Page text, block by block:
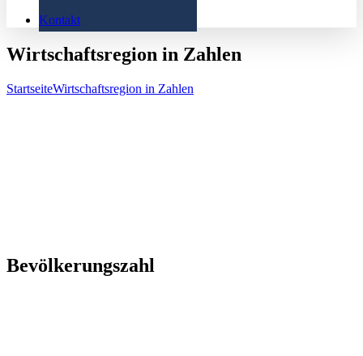
Kontakt
Wirtschaftsregion in Zahlen
StartseiteWirtschaftsregion in Zahlen
Bevölkerungszahl